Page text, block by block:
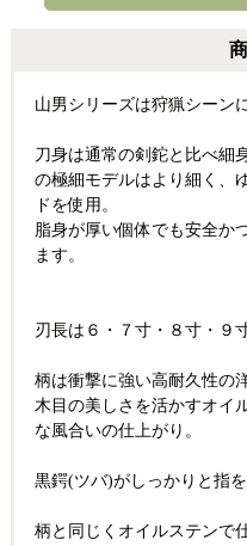
山男シリーズは狩猟シーン
刀身は通常の剣鉈と比べ細
の極細モデルはより細く、
ドを使用。
脂身が厚い個体でも安全か
ます。
刃長は６・７寸・８寸・９
柄は衝撃に強い高耐久性の
木目の美しさを活かすオイ
な風合いの仕上がり。
黒鍔(ツバ)がしっかりと指を
柄と同じくオイルステンで